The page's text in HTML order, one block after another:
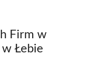
Firm w
Łebie